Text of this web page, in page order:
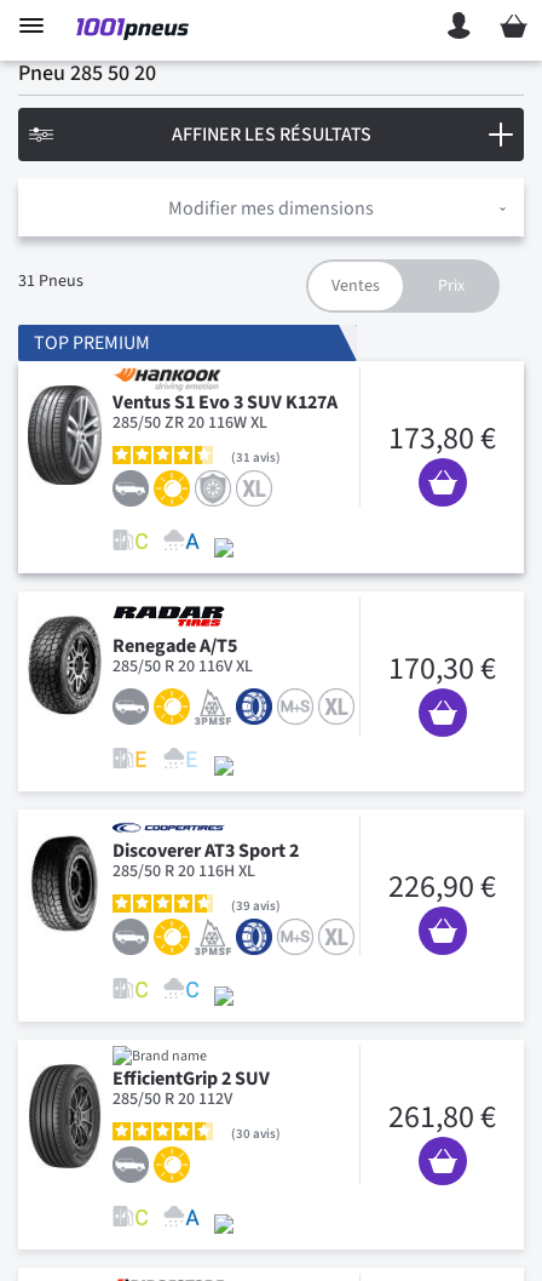
Mon
Pneu 285 50 20
Modifier mes dimensions
31 Pneus
TOP PREMIUM
Ventus S1 Evo 3 SUV K127A
285/50 ZR 20 116W XL
31 avis 173,80 €
Renegade A/T5
285/50 R 20 116V XL 170,30 €
Discoverer AT3 Sport 2
285/50 R 20 116H XL
39 avis 226,90 €
EfficientGrip 2 SUV
285/50 R 20 112V
30avis 261,80 €
AFFINER LES RÉSULTATS